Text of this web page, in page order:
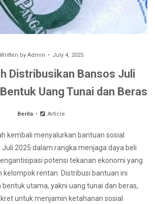
Written by Admin July 4, 2025
Distribusikan Bansos Juli
Uang Tunai dan Beras
Berita Article
kembali menyalurkan bantuan sosial
2025 dalam rangka menjaga daya beli
potensi tekanan ekonomi yang
kelompok rentan. Distribusi bantuan ini
utama, yakni uang tunai dan beras,
untuk menjamin ketahanan sosial